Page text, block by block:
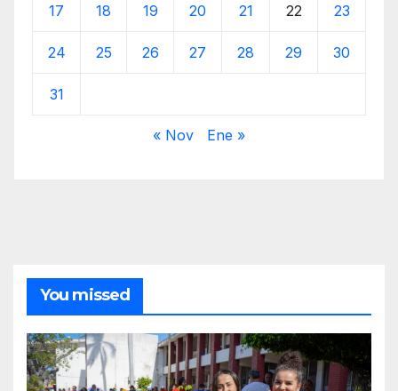
17 18 19 20 21 22 23
24 25 26 27 28 29 30
31
« Nov Ene »
You missed